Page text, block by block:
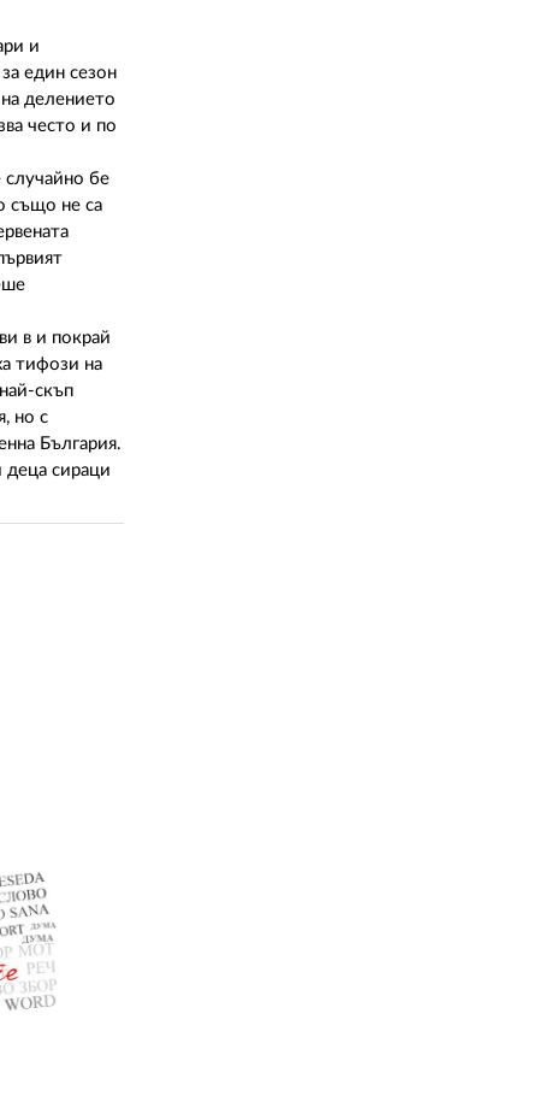
и
един сезон
делението
често и по
бе
също не са
в и покрай
тифози на
скъп
но с
България.
деца сираци